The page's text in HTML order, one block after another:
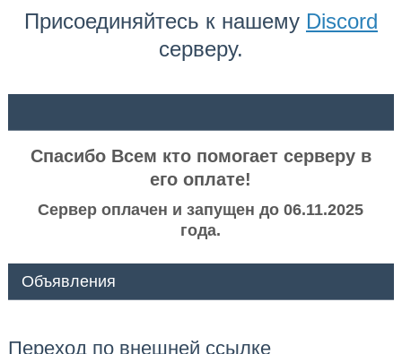
Присоединяйтесь к нашему Discord
серверу.
Спасибо Всем кто помогает серверу в
его оплате!
Сервер оплачен и запущен до 06.11.2025
года.
Объявления
Переход по внешней ссылке